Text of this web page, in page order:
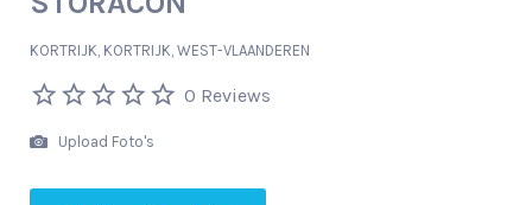
KORTRIJK, KORTRIJK, WEST-VLAANDEREN
0 Reviews
Upload Foto's